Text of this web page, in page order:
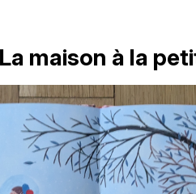
maison à la